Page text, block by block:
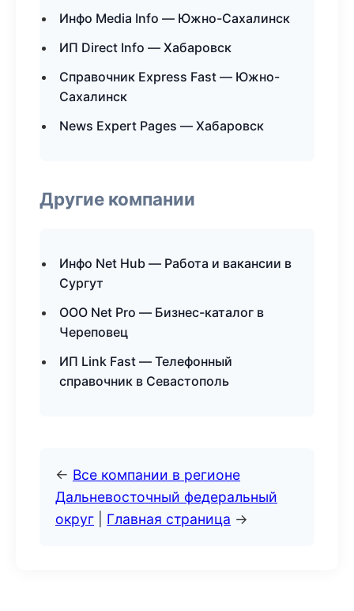
Инфо Media Info — Южно-Сахалинск
ИП Direct Info — Хабаровск
Справочник Express Fast — Южно-
Сахалинск
News Expert Pages — Хабаровск
Другие компании
Инфо Net Hub — Работа и вакансии в
Сургут
ООО Net Pro — Бизнес-каталог в
Череповец
ИП Link Fast — Телефонный
справочник в Севастополь
← Все компании в регионе
Дальневосточный федеральный
округ
Главная страница →